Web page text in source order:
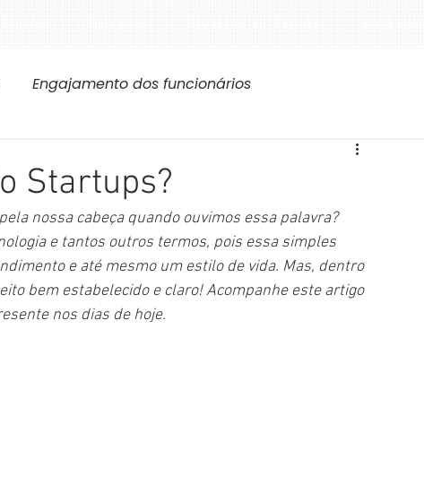
Engajamento dos funcionários
Startups?
nossa cabeça quando ouvimos essa palavra?
e tantos outros termos, pois essa simples
e até mesmo um estilo de vida. Mas, dentro
bem estabelecido e claro! Acompanhe este artigo
nos dias de hoje.